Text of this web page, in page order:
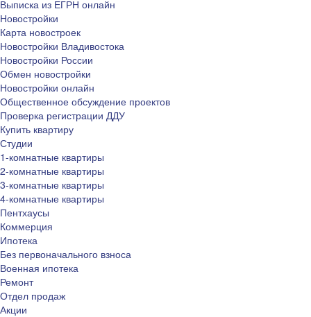
Выписка из ЕГРН онлайн
Новостройки
Карта новостроек
Новостройки Владивостока
Новостройки России
Обмен новостройки
Новостройки онлайн
Общественное обсуждение проектов
Проверка регистрации ДДУ
Купить квартиру
Студии
1-комнатные квартиры
2-комнатные квартиры
3-комнатные квартиры
4-комнатные квартиры
Пентхаусы
Коммерция
Ипотека
Без первоначального взноса
Военная ипотека
Ремонт
Отдел продаж
Акции